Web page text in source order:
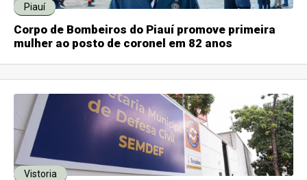
Piauí
Corpo de Bombeiros do Piauí promove primeira
mulher ao posto de coronel em 82 anos
Vistoria